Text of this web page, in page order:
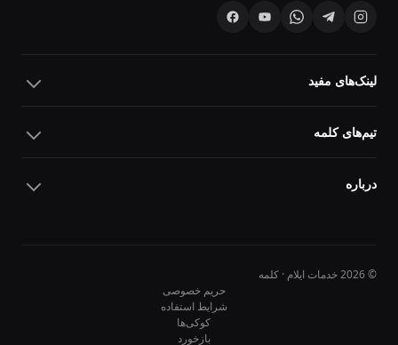
لینک‌های مفید
تیم‌های کلمه
درباره
© 2026 خدمات ایلام · کلمه
حریم خصوصی
شرایط استفاده
کوکی‌ها
بازخورد
10